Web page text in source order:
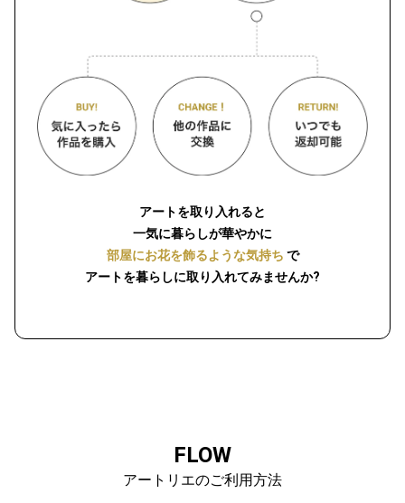
アートを取り入れると
一気に暮らしが華やかに
部屋にお花を飾るような気持ち で
アートを暮らしに取り入れてみませんか?
FLOW
アートリエのご利用方法